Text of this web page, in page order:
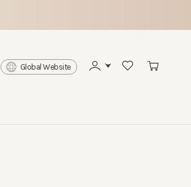
Global Website